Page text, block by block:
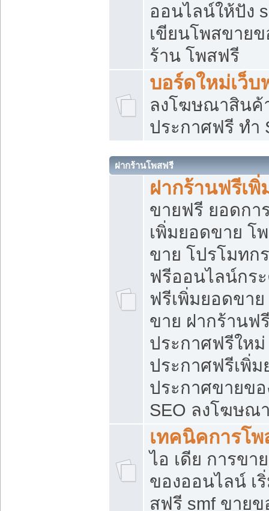
ออนไลน์ให้ปัง
เขียนโพสขาย
ร้าน โพสฟรี
บอร์ดใหม่เว็บ
ลงโฆษณาสิน
ประกาศฟรี ทำ
ฝากร้านโพสฟรี
ฝากร้านฟรีเ
ขายฟรี ยอดกา
เพิ่มยอดขาย โ
ขาย โปรโมทก
ฟรีออนไลน์กร
ฟรีเพิ่มยอดขา
ขาย ฝากร้านฟ
ประกาศฟรีใหม่
ประกาศฟรีเพิ่
ประกาศขายข
SEO ลงโฆษณ
เทคนิคการโ
ไอ เดีย การขา
ของออนไลน์ เ
สฟรี smf ขาย